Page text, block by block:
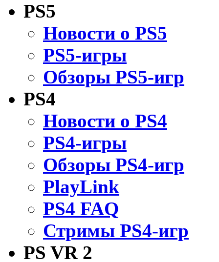
PS5
Новости о PS5
PS5-игры
Обзоры PS5-игр
PS4
Новости о PS4
PS4-игры
Обзоры PS4-игр
PlayLink
PS4 FAQ
Стримы PS4-игр
PS VR 2